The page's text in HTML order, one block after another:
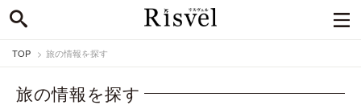
TOP 旅の情報を探す
旅の情報を探す